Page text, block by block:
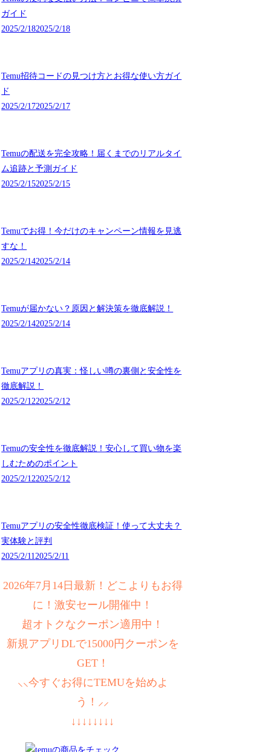
ガイド
2025/2/182025/2/18
Temu招待コードの見つけ方とお得な使い方ガイ
ド
2025/2/172025/2/17
Temuの配送を完全攻略！届くまでのリアルタイ
ム追跡と予測ガイド
2025/2/152025/2/15
Temuでお得！今だけのキャンペーン情報を見逃
すな！
2025/2/142025/2/14
Temuが届かない？原因と解決策を徹底解説！
2025/2/142025/2/14
Temuアプリの真実：怪しい噂の裏側と安全性を
徹底解説！
2025/2/122025/2/12
Temuの安全性を徹底解説！安心して買い物を楽
しむためのポイント
2025/2/122025/2/12
Temuアプリの安全性徹底検証！使って大丈夫？
実体験と評判
2025/2/112025/2/11
2026年7月14日最新！どこよりもお得
に！激安セール開催中！
超オトクなクーポン適用中！
新規アプリDLで15000円クーポンを
GET！
⸜⸜今すぐお得にTEMUを始めよ
う！⸝⸝
↓↓↓↓↓↓↓↓